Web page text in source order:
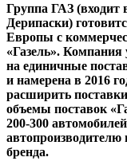
Группа ГАЗ (входит
Дерипаски)
Европы с
«Газель».
на единичные
и намерена в 2016
расширить
объемы поставок
200-300
автопроизводителю
бренда.